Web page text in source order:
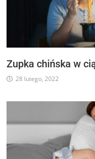
Zupka chińska w
28 lutego, 2022